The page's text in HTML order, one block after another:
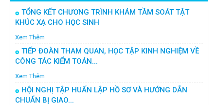
TỔNG KẾT CHƯƠNG TRÌNH KHÁM TẦM SOÁT TẬT
KHÚC XẠ CHO HỌC SINH
Xem Thêm
TIẾP ĐOÀN THAM QUAN, HỌC TẬP KINH NGHIỆM VỀ
CÔNG TÁC KIỂM TOÁN...
Xem Thêm
HỘI NGHỊ TẬP HUẤN LẬP HỒ SƠ VÀ HƯỚNG DẪN
CHUẨN BỊ GIAO...